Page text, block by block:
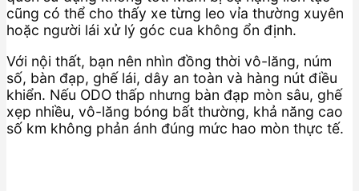
cũng có thể cho thấy xe từng leo vỉa thường xuyên
hoặc người lái xử lý góc cua không ổn định.
Với nội thất, bạn nên nhìn đồng thời vô-lăng, núm
số, bàn đạp, ghế lái, dây an toàn và hàng nút điều
khiển. Nếu ODO thấp nhưng bàn đạp mòn sâu, ghế
xẹp nhiều, vô-lăng bóng bất thường, khả năng cao
số km không phản ánh đúng mức hao mòn thực tế.